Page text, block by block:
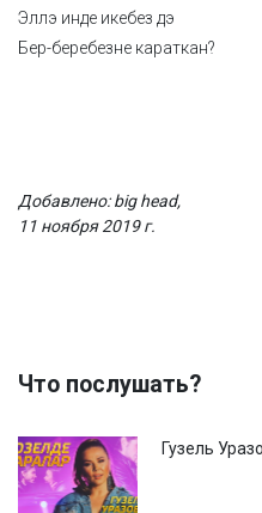
Эллэ инде икебез дэ
Бер-беребезне караткан?
Добавлено: big head,
11 ноября 2019 г.
Что послушать?
Гузель